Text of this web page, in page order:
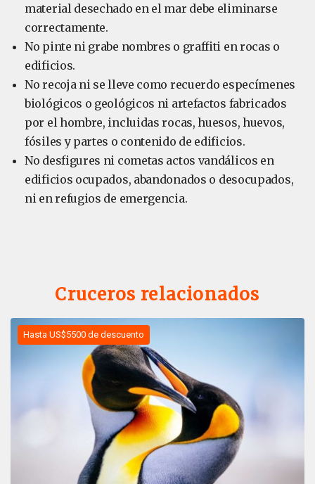
material desechado en el mar debe eliminarse
correctamente.
No pinte ni grabe nombres o graffiti en rocas o
edificios.
No recoja ni se lleve como recuerdo especímenes
biológicos o geológicos ni artefactos fabricados
por el hombre, incluidas rocas, huesos, huevos,
fósiles y partes o contenido de edificios.
No desfigures ni cometas actos vandálicos en
edificios ocupados, abandonados o desocupados,
ni en refugios de emergencia.
Cruceros relacionados
Hasta US$5500 de descuento